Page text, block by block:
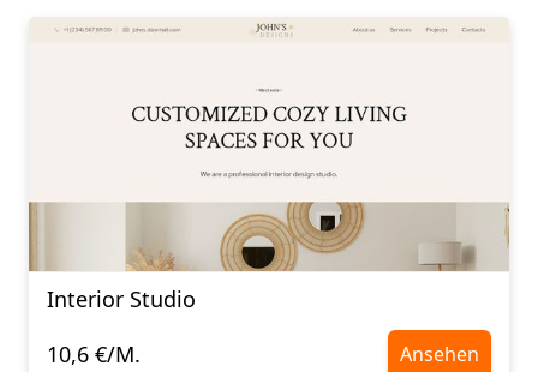
Interior Studio
10,6 €/M.
Ansehen